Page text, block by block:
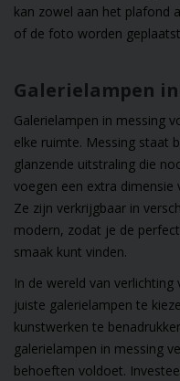
kan zowel aan het plafond
of de foto worden
Galerielampen
Galerielampen in messing
elke ruimte. Messing staat
glanzende uitstraling die
voegen een extra dimensie
Ze zijn verkrijgbaar in
modern, zodat je de
smaak kunt vinden.
In de wereld van
juiste galerielampen te
kunstwerken te
galerielampen in messing
behoeften voldoet.